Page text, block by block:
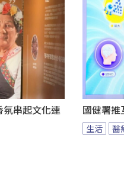
串起文化連
國健署推
生活 醫